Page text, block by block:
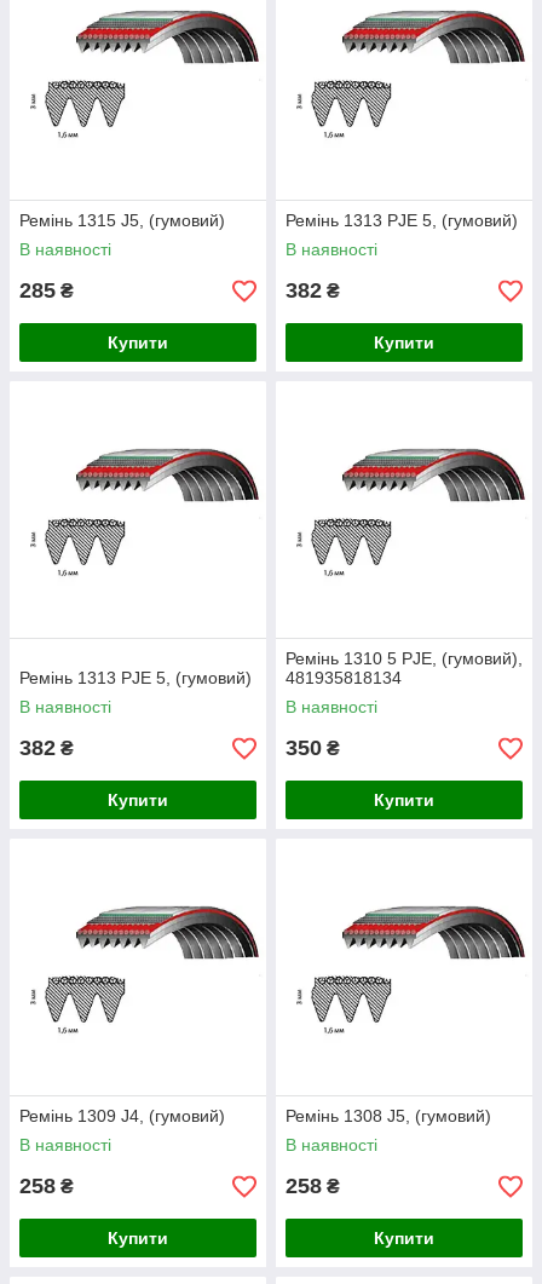
Ремінь 1315 J5, (гумовий)
В наявності
285 ₴
Купити
Ремінь 1313 PJE 5, (гумовий)
В наявності
382 ₴
Купити
Ремінь 1313 PJE 5, (гумовий)
В наявності
382 ₴
Купити
Ремінь 1310 5 PJE, (гумовий),
481935818134
В наявності
350 ₴
Купити
Ремінь 1309 J4, (гумовий)
В наявності
258 ₴
Купити
Ремінь 1308 J5, (гумовий)
В наявності
258 ₴
Купити